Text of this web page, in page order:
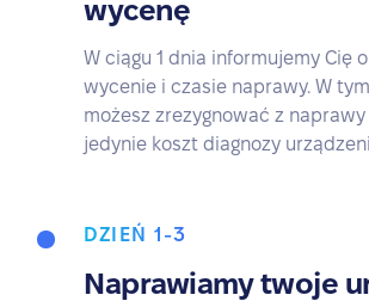
wycenę
W ciągu 1 dnia informujemy Cię
wycenie i czasie naprawy. W
możesz zrezygnować z
jedynie koszt diagnozy
DZIEŃ 1-3
Naprawiamy twoje